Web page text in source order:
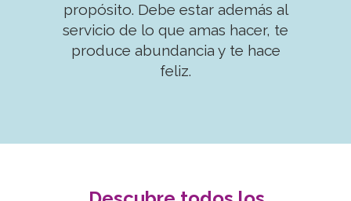
propósito. Debe estar además al
servicio de lo que amas hacer, te
produce abundancia y te hace
feliz.